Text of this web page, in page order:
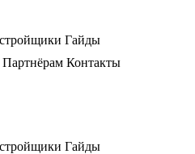
Гайды
Партнёрам Контакты
Гайды